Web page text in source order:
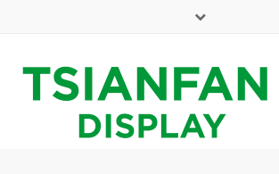
周一 - 周六: 7:00 - 17:00